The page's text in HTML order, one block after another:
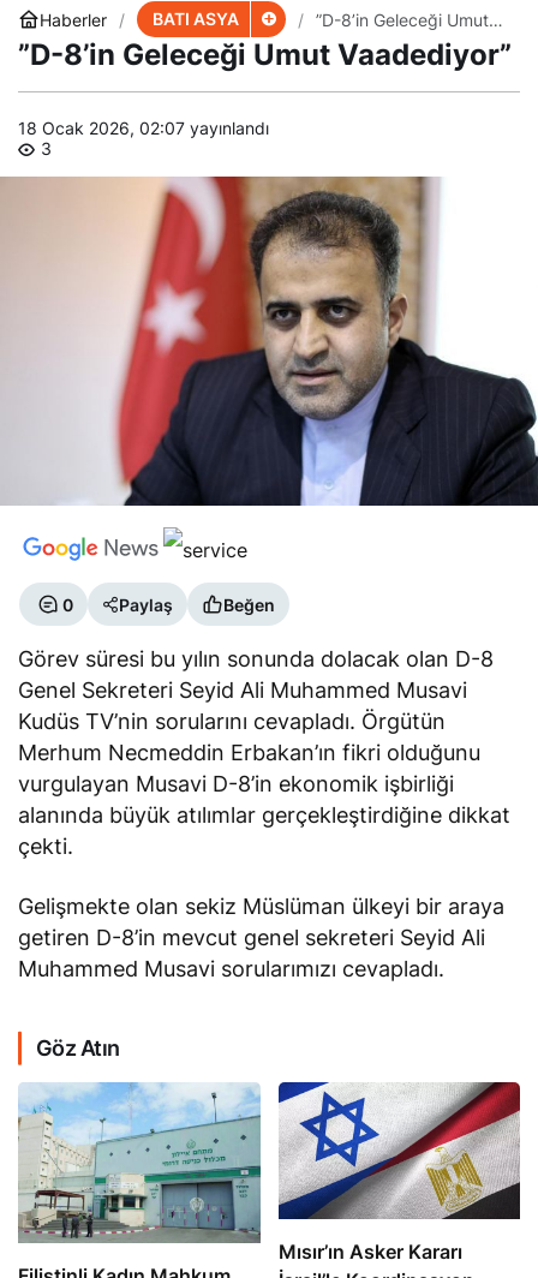
Haberler BATI ASYA
”D-8’in Geleceği Umut
Vaadediyor”
”D-8’in Geleceği Umut Vaadediyor”
18 Ocak 2026, 02:07 yayınlandı
3
0 Paylaş Beğen
Görev süresi bu yılın sonunda dolacak olan D-8
Genel Sekreteri Seyid Ali Muhammed Musavi
Kudüs TV’nin sorularını cevapladı. Örgütün
Merhum Necmeddin Erbakan’ın fikri olduğunu
vurgulayan Musavi D-8’in ekonomik işbirliği
alanında büyük atılımlar gerçekleştirdiğine dikkat
çekti.
Gelişmekte olan sekiz Müslüman ülkeyi bir araya
getiren D-8’in mevcut genel sekreteri Seyid Ali
Muhammed Musavi sorularımızı cevapladı.
Göz Atın
Mısır’ın Asker Kararı